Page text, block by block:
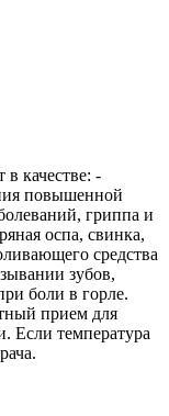
качестве: -
повышенной
гриппа и
оспа, свинка,
средства
зубов,
боли в горле.
прием для
Если температура